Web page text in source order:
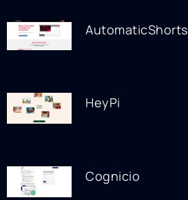
AutomaticShorts
HeyPi
Cognicio